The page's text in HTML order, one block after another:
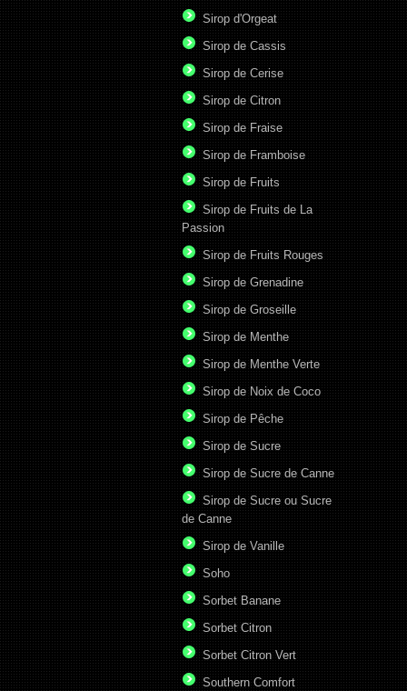
Sirop d'Orgeat
Sirop de Cassis
Sirop de Cerise
Sirop de Citron
Sirop de Fraise
Sirop de Framboise
Sirop de Fruits
Sirop de Fruits de La
Passion
Sirop de Fruits Rouges
Sirop de Grenadine
Sirop de Groseille
Sirop de Menthe
Sirop de Menthe Verte
Sirop de Noix de Coco
Sirop de Pêche
Sirop de Sucre
Sirop de Sucre de Canne
Sirop de Sucre ou Sucre
de Canne
Sirop de Vanille
Soho
Sorbet Banane
Sorbet Citron
Sorbet Citron Vert
Southern Comfort